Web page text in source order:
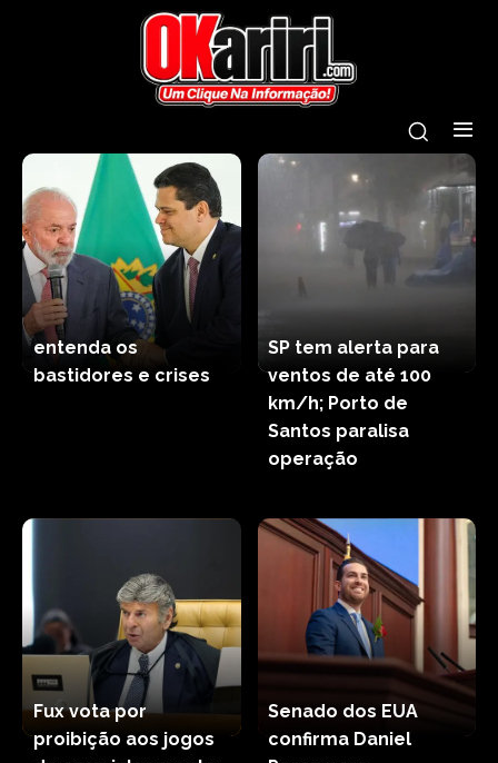
entenda os
bastidores e crises
SP tem alerta para
ventos de até 100
km/h; Porto de
Santos paralisa
operação
Fux vota por
proibição aos jogos
Senado dos EUA
confirma Daniel